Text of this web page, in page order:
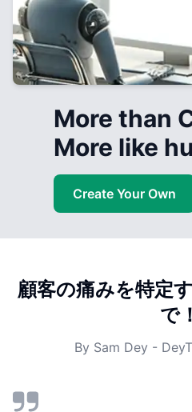
More than
More like
Create Your Own
顧客の痛みを特定
で！
By Sam Dey -